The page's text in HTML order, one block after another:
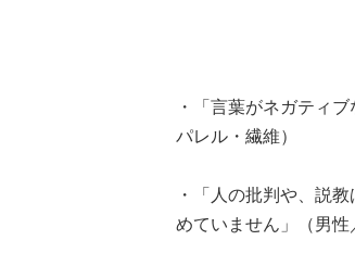
・「言葉がネガティ
パレル・繊維）
・「人の批判や、説
めていません」（男性